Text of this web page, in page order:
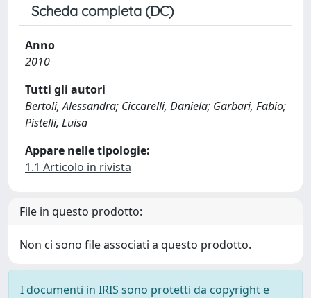
Scheda completa (DC)
Anno
2010
Tutti gli autori
Bertoli, Alessandra; Ciccarelli, Daniela; Garbari, Fabio;
Pistelli, Luisa
Appare nelle tipologie:
1.1 Articolo in rivista
File in questo prodotto:
Non ci sono file associati a questo prodotto.
I documenti in IRIS sono protetti da copyright e